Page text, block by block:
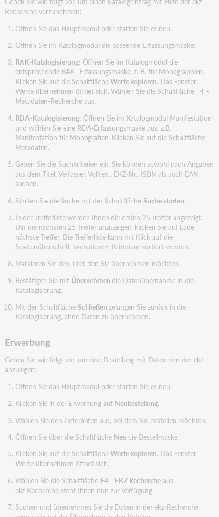
Recherche vorzunehmen:
Öffnen Sie das Hauptmodul oder starten Sie es neu.
Öffnen Sie im Katalogmodul die passende Erfassungsmaske:
RAK-Katalogisierung: Öffnen Sie im Katalogmodul die
entsprechende RAK- Erfassungsmaske, z. B. für Monographien.
Klicken Sie auf die Schaltfläche Werte kopieren. Das Fenster
Werte übernehmen öffnet sich. Wählen Sie die Schaltfläche F4 –
Metadaten-Recherche aus.
RDA-Katalogisierung: Öffnen Sie im Katalogmodul Manifestation
und wählen Sie eine RDA-Erfassungsmaske aus, z.B.
Manifestation für Monografien. Klicken Sie auf die Schaltfläche
Metadaten.
Geben Sie die Suchkriterien ein. Sie können sowohl nach Angaben
aus dem Titel, Verfasser, Volltext, EKZ-Nr., ISBN als auch EAN
suchen.
Starten Sie die Suche mit der Schaltfläche Suche starten.
In der Trefferliste werden Ihnen die ersten 25 Treffer angezeigt.
Um die nächsten 25 Treffer anzuzeigen, klicken Sie auf Lade
nächste Treffer. Die Trefferliste kann mit Klick auf die
Spaltenüberschrift nach diesem Kriterium sortiert werden.
Markieren Sie den Titel, den Sie übernehmen möchten.
Bestätigen Sie mit Übernehmen die Datenübernahme in die
Katalogisierung.
Mit der Schaltfläche Schließen gelangen Sie zurück in die
Katalogisierung, ohne Daten zu übernehmen.
Erwerbung
Gehen Sie wie folgt vor, um eine Bestellung mit Daten von der ekz
anzulegen:
Öffnen Sie das Hauptmodul oder starten Sie es neu.
Klicken Sie in der Erwerbung auf Neubestellung.
Wählen Sie den Lieferanten aus, bei dem Sie bestellen möchten.
Öffnen Sie über die Schaltfläche Neu die Bestellmaske.
Klicken Sie auf die Schaltfläche Werte kopieren. Das Fenster
Werte übernehmen öffnet sich.
Wählen Sie die Schaltfläche F4 – EKZ Rechercheaus.
ekz Recherche steht Ihnen nun zur Verfügung.
Suchen und übernehmen Sie die Daten in der ekz-Recherche